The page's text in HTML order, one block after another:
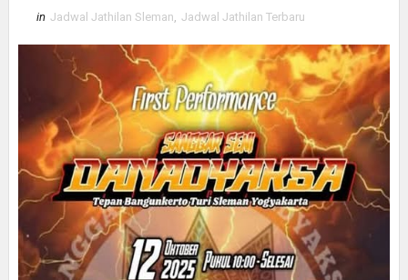
in Jadwal Jathilan Sleman Jadwal Jathilan Terbaru